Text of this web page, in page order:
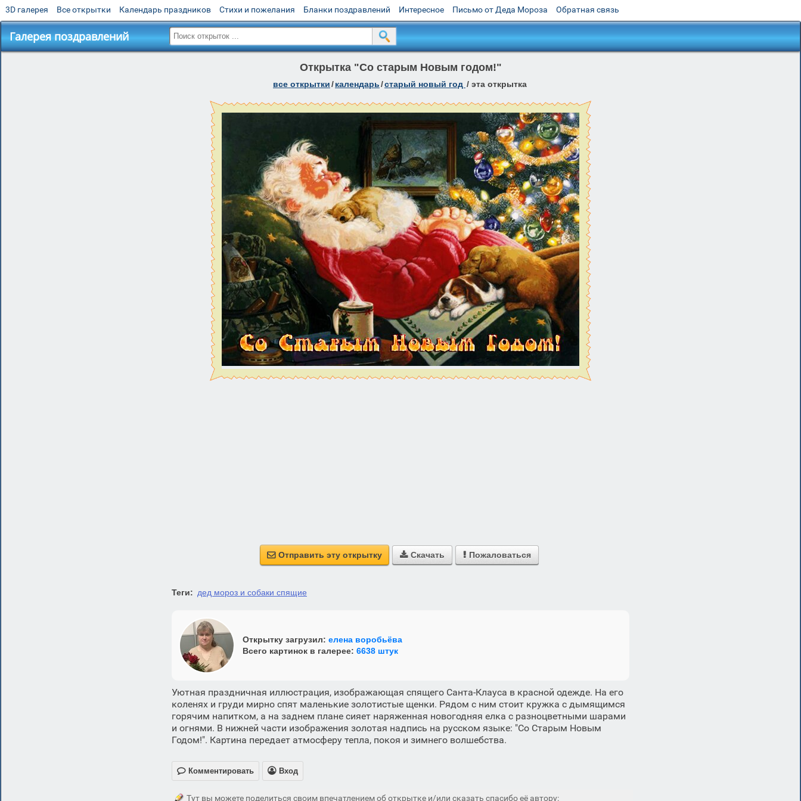
3D галерея Все открытки Календарь праздников Стихи и пожелания Бланки поздравлений Интересное Письмо от Деда Мороза Обратная связь
Галерея поздравлений
Открытка "Со старым Новым годом!"
все открытки/календарь/старый новый год / эта открытка
 Отправить эту открытку  Скачать  Пожаловаться
Теги: дед мороз и собаки спящие
Открытку загрузил: елена воробьёва
Всего картинок в галерее: 6638 штук
Уютная праздничная иллюстрация, изображающая спящего Санта-Клауса в красной одежде. На его
коленях и груди мирно спят маленькие золотистые щенки. Рядом с ним стоит кружка с дымящимся
горячим напитком, а на заднем плане сияет наряженная новогодняя елка с разноцветными шарами
и огнями. В нижней части изображения золотая надпись на русском языке: "Со Старым Новым
Годом!". Картина передает атмосферу тепла, покоя и зимнего волшебства.
 Комментировать  Вход
Тут вы можете поделиться своим впечатлением об открытке и/или сказать спасибо её автору: